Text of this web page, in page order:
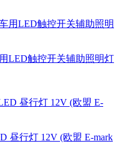
LED触控开关辅助照明灯
昼行灯 12V (欧盟 E-mark